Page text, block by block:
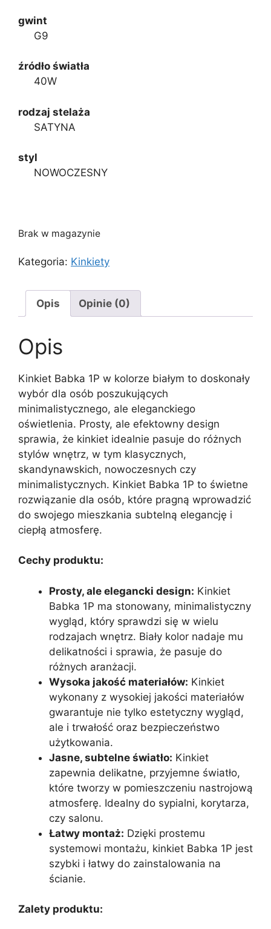
gwint
G9
źródło światła
40W
rodzaj stelaża
SATYNA
styl
NOWOCZESNY
Brak w magazynie
Kategoria: Kinkiety
Opis Opinie (0)
Opis
Kinkiet Babka 1P w kolorze białym to doskonały
wybór dla osób poszukujących
minimalistycznego, ale eleganckiego
oświetlenia. Prosty, ale efektowny design
sprawia, że kinkiet idealnie pasuje do różnych
stylów wnętrz, w tym klasycznych,
skandynawskich, nowoczesnych czy
minimalistycznych. Kinkiet Babka 1P to świetne
rozwiązanie dla osób, które pragną wprowadzić
do swojego mieszkania subtelną elegancję i
ciepłą atmosferę.
Cechy produktu:
Prosty, ale elegancki design: Kinkiet
Babka 1P ma stonowany, minimalistyczny
wygląd, który sprawdzi się w wielu
rodzajach wnętrz. Biały kolor nadaje mu
delikatności i sprawia, że pasuje do
różnych aranżacji.
Wysoka jakość materiałów: Kinkiet
wykonany z wysokiej jakości materiałów
gwarantuje nie tylko estetyczny wygląd,
ale i trwałość oraz bezpieczeństwo
użytkowania.
Jasne, subtelne światło: Kinkiet
zapewnia delikatne, przyjemne światło,
które tworzy w pomieszczeniu nastrojową
atmosferę. Idealny do sypialni, korytarza,
czy salonu.
Łatwy montaż: Dzięki prostemu
systemowi montażu, kinkiet Babka 1P jest
szybki i łatwy do zainstalowania na
ścianie.
Zalety produktu: